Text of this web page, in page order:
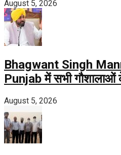
August 5, 2026
Bhagwant Singh
Punjab में सभी गौशालाओं
August 5, 2026